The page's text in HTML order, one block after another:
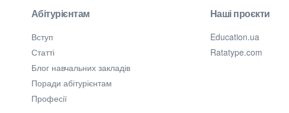
Абітурієнтам
Вступ
Статті
Блог навчальних закладів
Поради абітурієнтам
Професії
Наші проєкти
Education.ua
Ratatype.com